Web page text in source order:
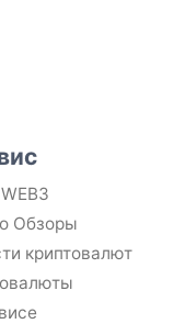
Обзоры
криптовалют